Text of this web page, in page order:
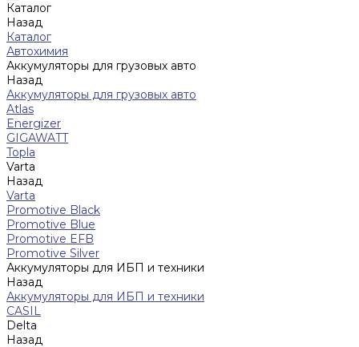
Каталог
Назад
Каталог
Автохимия
Аккумуляторы для грузовых авто
Назад
Аккумуляторы для грузовых авто
Atlas
Energizer
GIGAWATT
Topla
Varta
Назад
Varta
Promotive Black
Promotive Blue
Promotive EFB
Promotive Silver
Аккумуляторы для ИБП и техники
Назад
Аккумуляторы для ИБП и техники
CASIL
Delta
Назад